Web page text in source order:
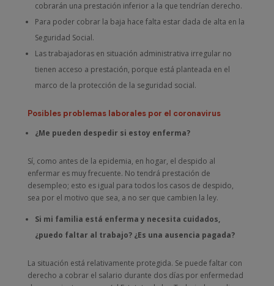
cobrarán una prestación inferior a la que tendrían derecho.
Para poder cobrar la baja hace falta estar dada de alta en la
Seguridad Social.
Las trabajadoras en situación administrativa irregular no
tienen acceso a prestación, porque está planteada en el
marco de la protección de la seguridad social.
Posibles problemas laborales por el coronavirus
¿Me pueden despedir si estoy enferma?
Sí, como antes de la epidemia, en hogar, el despido al
enfermar es muy frecuente. No tendrá prestación de
desempleo; esto es igual para todos los casos de despido,
sea por el motivo que sea, a no ser que cambien la ley.
Si mi familia está enferma y necesita cuidados,
¿puedo faltar al trabajo? ¿Es una ausencia pagada?
La situación está relativamente protegida. Se puede faltar con
derecho a cobrar el salario durante dos días por enfermedad